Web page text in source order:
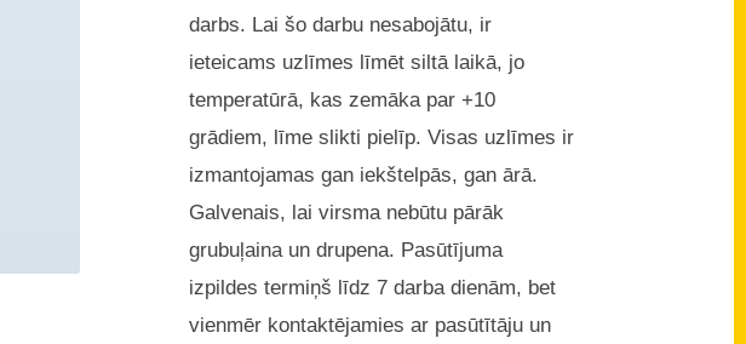
darbs. Lai šo darbu nesabojātu, ir
ieteicams uzlīmes līmēt siltā laikā, jo
temperatūrā, kas zemāka par +10
grādiem, līme slikti pielīp. Visas uzlīmes ir
izmantojamas gan iekštelpās, gan ārā.
Galvenais, lai virsma nebūtu pārāk
grubuļaina un drupena. Pasūtījuma
izpildes termiņš līdz 7 darba dienām, bet
vienmēr kontaktējamies ar pasūtītāju un